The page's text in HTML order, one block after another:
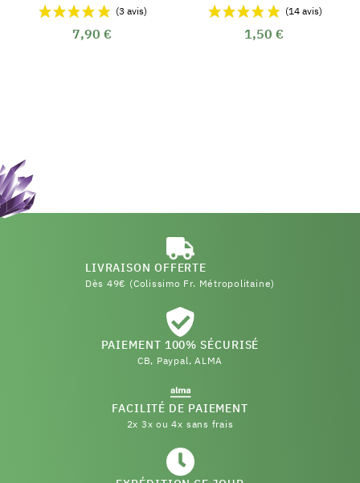
7,90 € 1,50 €
LIVRAISON OFFERTE
Dès 49€ (Colissimo Fr. Métropolitaine)
PAIEMENT 100% SÉCURISÉ
CB, Paypal, ALMA
FACILITÉ DE PAIEMENT
2x 3x ou 4x sans frais